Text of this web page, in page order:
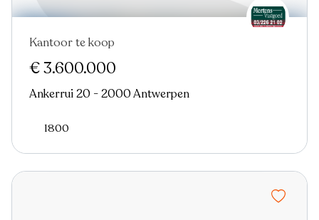
Kantoor te koop
€ 3.600.000
Ankerrui 20 - 2000 Antwerpen
1800